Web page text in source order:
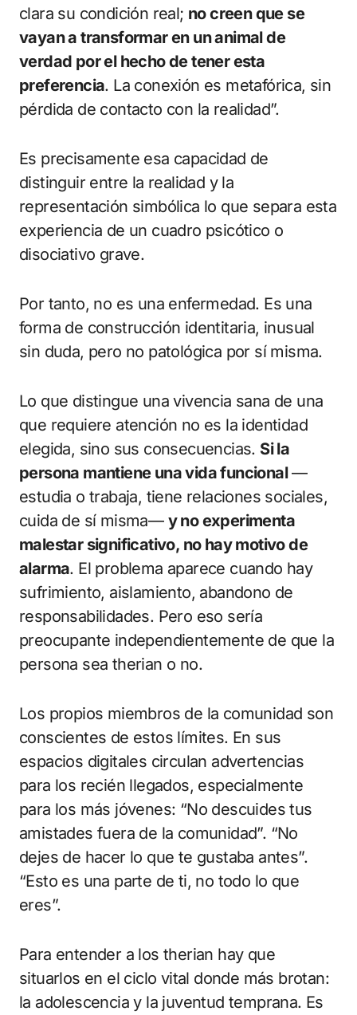
clara su condición real; no creen que se
vayan a transformar en un animal de
verdad por el hecho de tener esta
preferencia. La conexión es metafórica, sin
pérdida de contacto con la realidad”.
Es precisamente esa capacidad de
distinguir entre la realidad y la
representación simbólica lo que separa esta
experiencia de un cuadro psicótico o
disociativo grave.
Por tanto, no es una enfermedad. Es una
forma de construcción identitaria, inusual
sin duda, pero no patológica por sí misma.
Lo que distingue una vivencia sana de una
que requiere atención no es la identidad
elegida, sino sus consecuencias. Si la
persona mantiene una vida funcional—
estudia o trabaja, tiene relaciones sociales,
cuida de sí misma— y no experimenta
malestar significativo, no hay motivo de
alarma. El problema aparece cuando hay
sufrimiento, aislamiento, abandono de
responsabilidades. Pero eso sería
preocupante independientemente de que la
persona sea therian o no.
Los propios miembros de la comunidad son
conscientes de estos límites. En sus
espacios digitales circulan advertencias
para los recién llegados, especialmente
para los más jóvenes: “No descuides tus
amistades fuera de la comunidad”. “No
dejes de hacer lo que te gustaba antes”.
“Esto es una parte de ti, no todo lo que
eres”.
Para entender a los therian hay que
situarlos en el ciclo vital donde más brotan:
la adolescencia y la juventud temprana. Es